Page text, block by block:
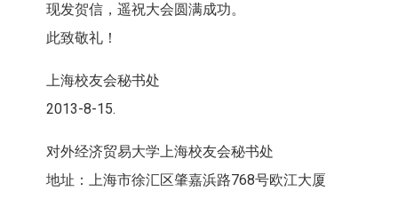
现发贺信，遥祝大会圆满成功。
此致敬礼！
上海校友会秘书处
2013-8-15.
对外经济贸易大学上海校友会秘书处
地址：上海市徐汇区肇嘉浜路768号欧江大厦